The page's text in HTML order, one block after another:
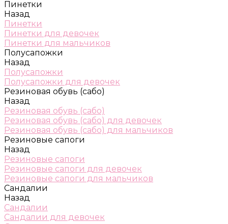
Пинетки
Назад
Пинетки
Пинетки для девочек
Пинетки для мальчиков
Полусапожки
Назад
Полусапожки
Полусапожки для девочек
Резиновая обувь (сабо)
Назад
Резиновая обувь (сабо)
Резиновая обувь (сабо) для девочек
Резиновая обувь (сабо) для мальчиков
Резиновые сапоги
Назад
Резиновые сапоги
Резиновые сапоги для девочек
Резиновые сапоги для мальчиков
Сандалии
Назад
Сандалии
Сандалии для девочек